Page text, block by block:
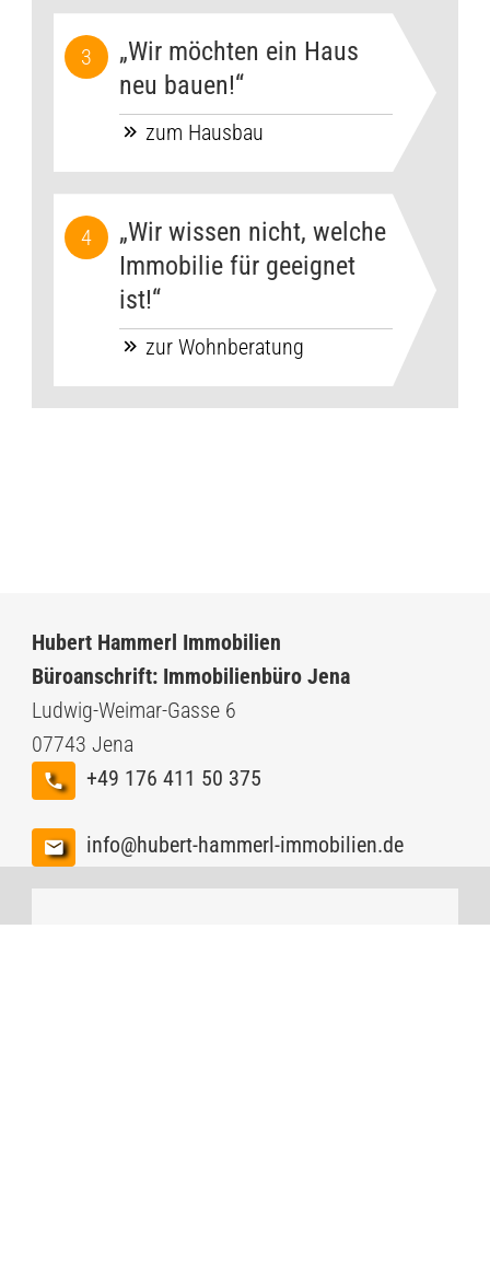
„Wir möchten ein Haus
neu bauen!“
zum Hausbau
„Wir wissen nicht, welche
Immobilie für geeignet
ist!“
zur Wohnberatung
Hubert Hammerl Immobilien
Büroanschrift: Immobilienbüro Jena
Ludwig-Weimar-Gasse 6
07743 Jena
+49 176 411 50 375
info@hubert-hammerl-immobilien.de